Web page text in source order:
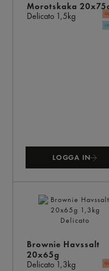
Morotskaka
Delicato 1,5kg
LOGGA IN
Brownie Havssalt
20x65g
Delicato 1,3kg